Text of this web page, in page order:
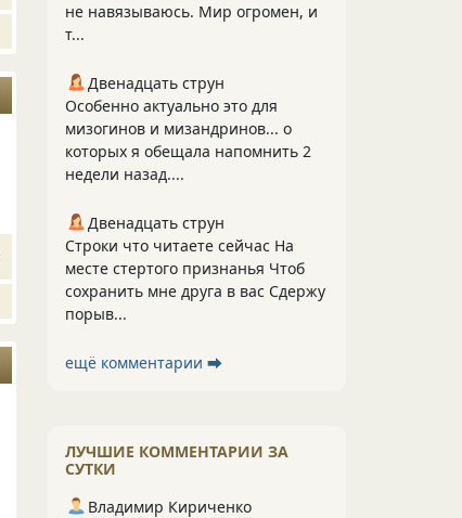
не навязываюсь. Мир огромен, и
т...
Двенадцать струн
Особенно актуально это для
мизогинов и мизандринов... о
которых я обещала напомнить 2
недели назад....
Двенадцать струн
Строки что читаете сейчас На
месте стертого признанья Чтоб
сохранить мне друга в вас Сдержу
порыв...
ещё комментарии ⮕
ЛУЧШИЕ КОММЕНТАРИИ ЗА
СУТКИ
Владимир Кириченко